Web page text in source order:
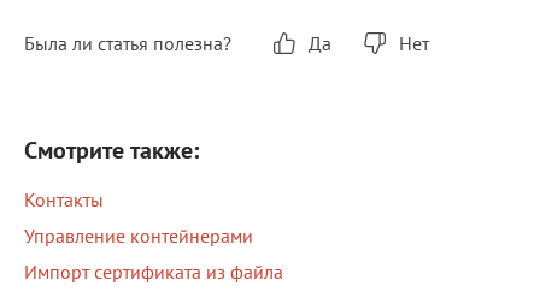
Была ли статья полезна? Да Нет
Смотрите также:
Контакты
Управление контейнерами
Импорт сертификата из файла